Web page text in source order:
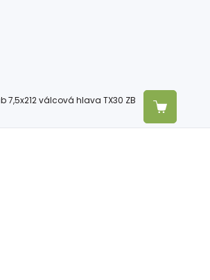
7,5x212 válcová hlava TX30 ZB